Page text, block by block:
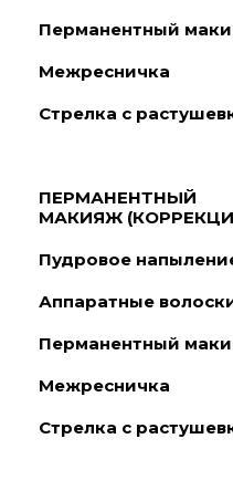
Перманентный
Межресничка
Стрелка с
ПЕРМАНЕНТНЫЙ
МАКИЯЖ
Пудровое
Аппаратные
Перманентный
Межресничка
Стрелка с